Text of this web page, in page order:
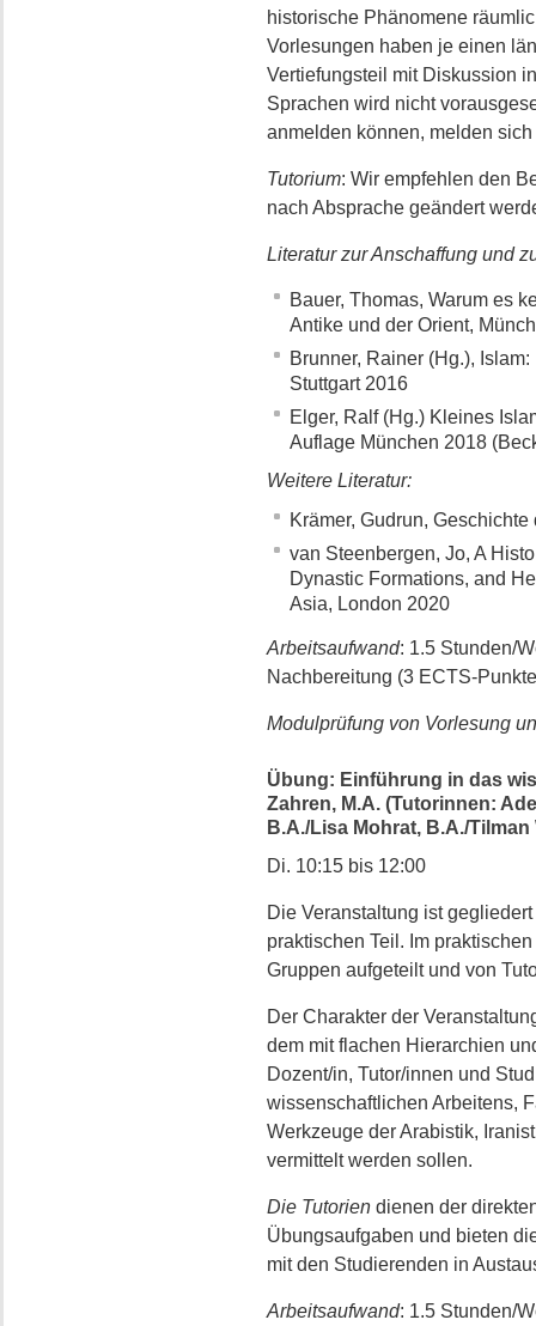
historische Phänomene
Vorlesungen haben je einen
Vertiefungsteil mit Diskussion
Sprachen wird nicht
anmelden können, melden
Tutorium: Wir empfehlen den
nach Absprache geändert
Literatur zur Anschaffung und
Bauer, Thomas, Warum es
Antike und der Orient,
Brunner, Rainer (Hg.),
Stuttgart 2016
Elger, Ralf (Hg.) Kleines
Auflage München 2018
Weitere Literatur:
Krämer, Gudrun,
van Steenbergen, Jo, A
Dynastic Formations, and
Asia, London 2020
Arbeitsaufwand: 1.5 Stunden/
Nachbereitung (3 ECTS-
Modulprüfung von Vorlesung
Übung: Einführung in das
Zahren, M.A. (Tutorinnen:
B.A./Lisa Mohrat, B.A./
Di. 10:15 bis 12:00
Die Veranstaltung ist
praktischen Teil. Im
Gruppen aufgeteilt und von
Der Charakter der
dem mit flachen Hierarchien
Dozent/in, Tutor/innen und
wissenschaftlichen Arbeitens,
Werkzeuge der Arabistik,
vermittelt werden sollen.
Die Tutoriendienen der
Übungsaufgaben und bieten
mit den Studierenden in
Arbeitsaufwand: 1.5 Stunden/